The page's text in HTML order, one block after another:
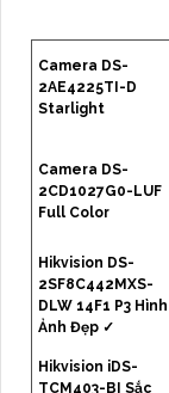
Camera DS-
2AE4225TI-D
Starlight
Camera DS-
2CD1027G0-LUF
Full Color
Hikvision DS-
2SF8C442MXS-
DLW 14F1 P3 Hình
Ảnh Đẹp ✓
Hikvision iDS-
TCM403-BI Sắc